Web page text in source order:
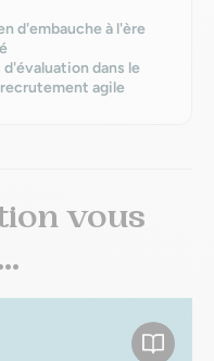
d'embauche à l'ère
dans le
agile
vous